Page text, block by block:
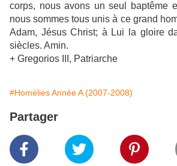
corps, nous avons un seul baptême
nous sommes tous unis à ce grand
Adam, Jésus Christ; à Lui la gloire
siècles. Amin.
+ Gregorios III, Patriarche
#Homélies Année A (2007-2008)
Partager